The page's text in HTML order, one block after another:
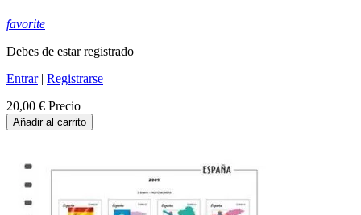
favorite
Debes de estar registrado
Entrar| Registrarse
20,00 € Precio
Añadir al carrito